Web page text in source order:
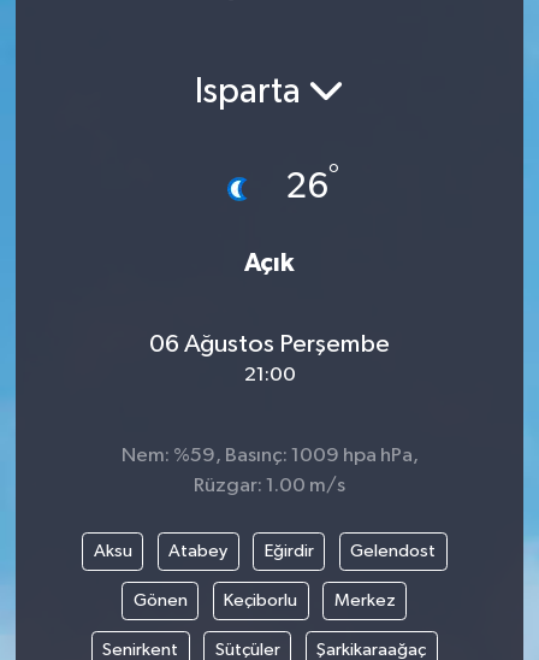
Isparta
26°
Açık
06 Ağustos Perşembe
21:00
Nem: %59, Basınç: 1009 hpa hPa,
Rüzgar: 1.00 m/s
Aksu Atabey Eğirdir Gelendost
Gönen Keçiborlu Merkez
Senirkent Sütçüler Şarkikaraağaç